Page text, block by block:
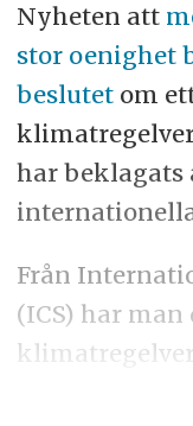
Nyheten att
stor oenighet
beslutetom
har beklagats
Från
(ICS) har